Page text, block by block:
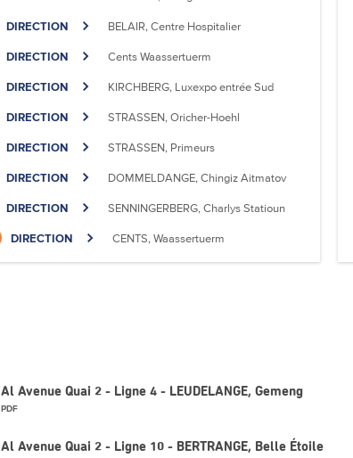
DIRECTION BELAIR, Centre Hospitalier
DIRECTION Cents Waassertuerm
DIRECTION KIRCHBERG, Luxexpo entrée Sud
DIRECTION STRASSEN, Oricher-Hoehl
DIRECTION STRASSEN, Primeurs
DIRECTION DOMMELDANGE, Chingiz Aitmatov
DIRECTION SENNINGERBERG, Charlys Statioun
DIRECTION CENTS, Waassertuerm
Al Avenue Quai 2 - Ligne 4 - LEUDELANGE, Gemeng
PDF
Al Avenue Quai 2 - Ligne 10 - BERTRANGE, Belle Étoile